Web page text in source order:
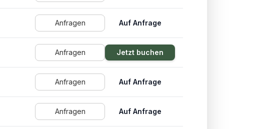
Anfragen Auf Anfrage
Anfragen Jetzt buchen
Anfragen Auf Anfrage
Anfragen Auf Anfrage